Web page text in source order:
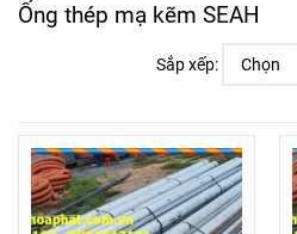
Ống thép mạ kẽm SEAH
Sắp xếp: